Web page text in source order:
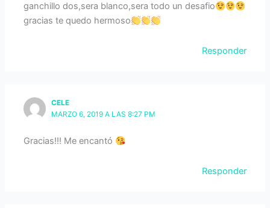
ganchillo dos,sera blanco,sera todo un desafio
gracias te quedo hermoso
Responder
CELE
MARZO 6, 2019 A LAS 8:27 PM
Gracias!!! Me encantó
Responder